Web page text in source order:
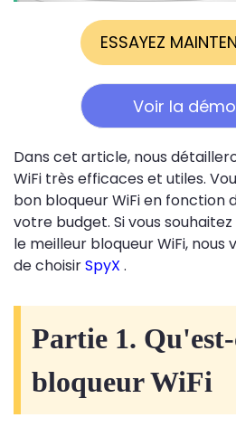
ESSAYEZ
Voir la démo
Dans cet article, nous
WiFi très efficaces et utiles.
bon bloqueur WiFi en fonction
votre budget. Si vous
le meilleur bloqueur WiFi,
de choisirSpyX .
Partie 1.
bloqueur WiFi